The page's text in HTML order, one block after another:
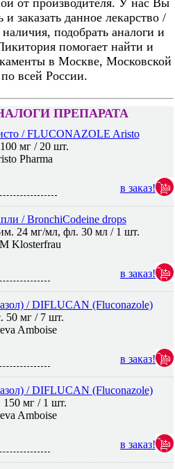
от производителя. У нас Вы
и заказать данное лекарство /
подобрать аналоги и
помогает найти и
в Москве, Московской
всей России.
ПРЕПАРАТА
/ FLUCONAZOLE Aristo
мг / 20 шт.
Pharma
в заказ!
/ BronchiCodeine drops
24 мг/мл, фл. 30 мл / 1 шт.
Klosterfrau
в заказ!
/ DIFLUCAN (Fluconazole)
50 мг / 7 шт.
Amboise
в заказ!
/ DIFLUCAN (Fluconazole)
150 мг / 1 шт.
Amboise
в заказ!